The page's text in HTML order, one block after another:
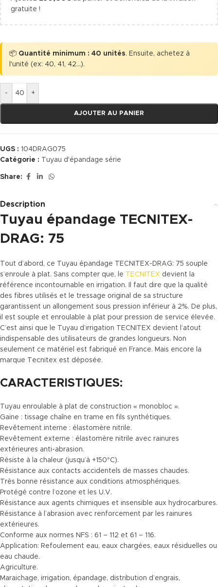
gratuite !
📦 Quantité minimum : 40 unités. Ensuite, achetez à
l'unité (ex: 40, 41, 42...).
- +
AJOUTER AU PANIER
UGS : 104DRAG075
Catégorie :
Tuyau d'épandage série
Share:
Description
Tuyau épandage TECNITEX-
DRAG: 75
Tout d’abord, ce Tuyau épandage TECNITEX-DRAG: 75 souple
s’enroule à plat. Sans compter que, le
TECNITEX devient la
référence incontournable en irrigation. Il faut dire que la qualité
des fibres utilisés et le tressage original de sa structure
garantissent un allongement sous pression inférieur à 2%. De plus,
il est souple et enroulable à plat pour pression de service élevée.
C’est ainsi que le Tuyau d’irrigation TECNITEX devient l’atout
indispensable des utilisateurs de grandes longueurs. Non
seulement ce matériel est fabriqué en France. Mais encore la
marque Tecnitex est déposée.
CARACTERISTIQUES:
Tuyau enroulable à plat de construction « monobloc ».
Gaine : tissage chaîne en trame en fils synthétiques.
Revêtement interne : élastomère nitrile.
Revêtement externe : élastomère nitrile avec rainures
extérieures anti-abrasion.
Résiste à la chaleur (jusqu’à +150°C).
Résistance aux contacts accidentels de masses chaudes.
Très bonne résistance aux conditions atmosphériques.
Protégé contre l’ozone et les U.V.
Résistance aux agents chimiques et insensible aux hydrocarbures.
Résistance à l’abrasion avec renforcement par les rainures
extérieures.
Conforme aux normes NFS : 61 – 112 et 61 – 116.
Application: Refoulement eau, eaux chargées, eaux résiduelles ou
eau chaude.
Agriculture.
Maraichage, irrigation, épandage, distribution d’engrais,